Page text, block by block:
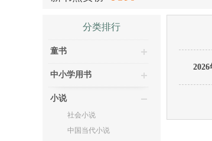
分类排行
童书
中小学用书
小说
社会小说
中国当代小说
2026